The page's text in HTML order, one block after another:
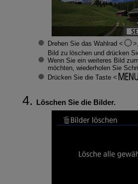
Drehen Sie das Wahlrad
Bild zu löschen und drücken
Wenn Sie ein weiteres Bild
möchten, wiederholen Sie
Drücken Sie die Taste
Löschen Sie die Bilder.